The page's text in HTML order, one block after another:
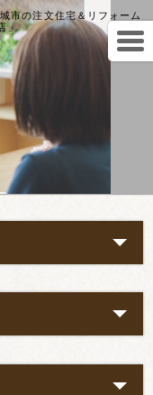
市の注文住宅＆リフォーム
」